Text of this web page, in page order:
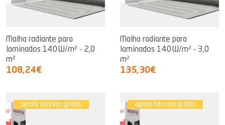
Malha radiante para
laminados 140W/m² - 2,0
m²
108,24€
Malha radiante para
laminados 140W/m² - 3,0
m²
135,30€
apoio técnico grátis apoio técnico grátis